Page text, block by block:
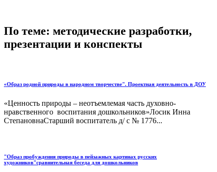
По теме: методические разработки,
презентации и конспекты
«Образ родной природы в народном творчестве". Проектная деятельность в ДОУ
«Ценность природы – неотъемлемая часть духовно-
нравственного воспитания дошкольников»Лосик Инна
СтепановнаСтарший воспитатель д/ с № 1776...
"Образ пробуждения природы в пейзажных картинах русских
художников"сравнительная беседа для дошкольников